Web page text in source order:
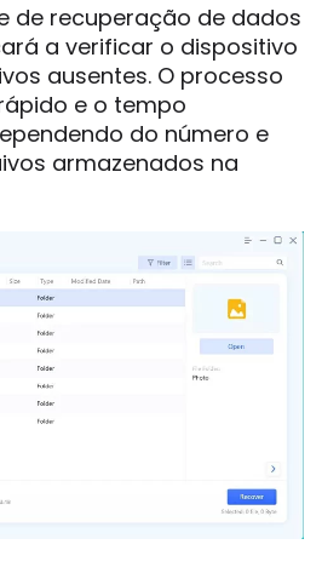
de recuperação de dados
a verificar o dispositivo
ausentes. O processo
e o tempo
do número e
armazenados na